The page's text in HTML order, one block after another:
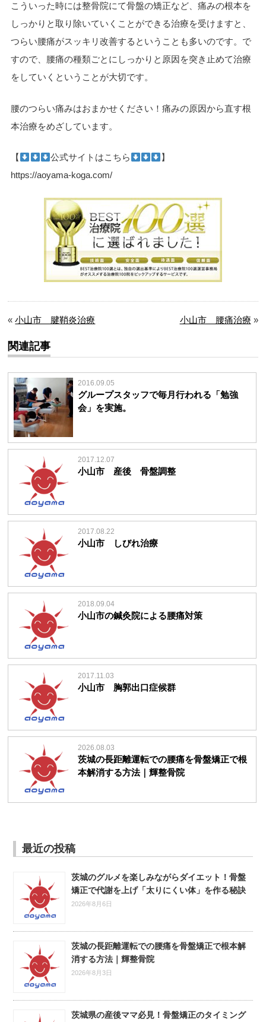
こういった時には整骨院にて骨盤の矯正など、痛みの根本を
しっかりと取り除いていくことができる治療を受けますと、
つらい腰痛がスッキリ改善するということも多いのです。で
すので、腰痛の種類ごとにしっかりと原因を突き止めて治療
をしていくということが大切です。
腰のつらい痛みはおまかせください！痛みの原因から直す根
本治療をめざしています。
【 公式サイトはこちら
】
https://aoyama-koga.com/
«小山市 腱鞘炎治療 小山市 腰痛治療 »
関連記事
2016.09.05
グループスタッフで毎月行われる「勉強
会」を実施。
2017.12.07
小山市 産後 骨盤調整
2017.08.22
小山市 しびれ治療
2018.09.04
小山市の鍼灸院による腰痛対策
2017.11.03
小山市 胸郭出口症候群
2026.08.03
茨城の長距離運転での腰痛を骨盤矯正で根
本解消する方法｜輝整骨院
最近の投稿
茨城のグルメを楽しみながらダイエット！骨盤
矯正で代謝を上げ「太りにくい体」を作る秘訣
2026年8月6日
茨城の長距離運転での腰痛を骨盤矯正で根本解
消する方法｜輝整骨院
2026年8月3日
茨城県の産後ママ必見！骨盤矯正のタイミング